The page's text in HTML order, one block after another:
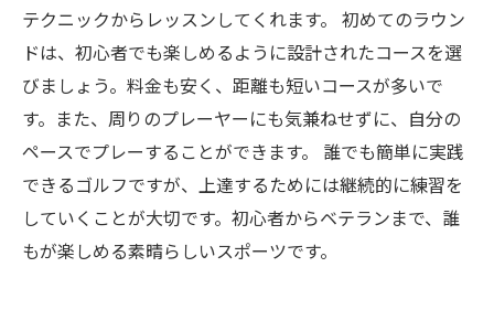
テクニックからレッスンしてくれます。 初めてのラウン
ドは、初心者でも楽しめるように設計されたコースを選
びましょう。料金も安く、距離も短いコースが多いで
す。また、周りのプレーヤーにも気兼ねせずに、自分の
ペースでプレーすることができます。 誰でも簡単に実践
できるゴルフですが、上達するためには継続的に練習を
していくことが大切です。初心者からベテランまで、誰
もが楽しめる素晴らしいスポーツです。